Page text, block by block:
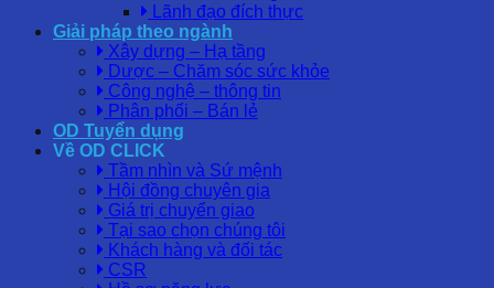
Lãnh đạo đích thực
Giải pháp theo ngành
Xây dựng – Hạ tầng
Dược – Chăm sóc sức khỏe
Công nghệ – thông tin
Phân phối – Bán lẻ
OD Tuyển dụng
Về OD CLICK
Tầm nhìn và Sứ mệnh
Hội đồng chuyên gia
Giá trị chuyển giao
Tại sao chọn chúng tôi
Khách hàng và đối tác
CSR